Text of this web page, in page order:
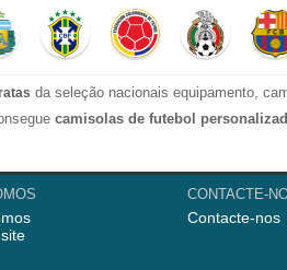
da seleção nacionais equipamento,
camisolas de futebol
mulher, camisolas criança e
Real Madrid, Barcelona da La Liga, e
futebol, aqui nós temos tudo que você
CONTACTE-
Contacte-nos